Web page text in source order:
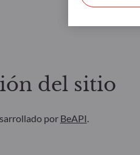
del sitio
por BeAPI